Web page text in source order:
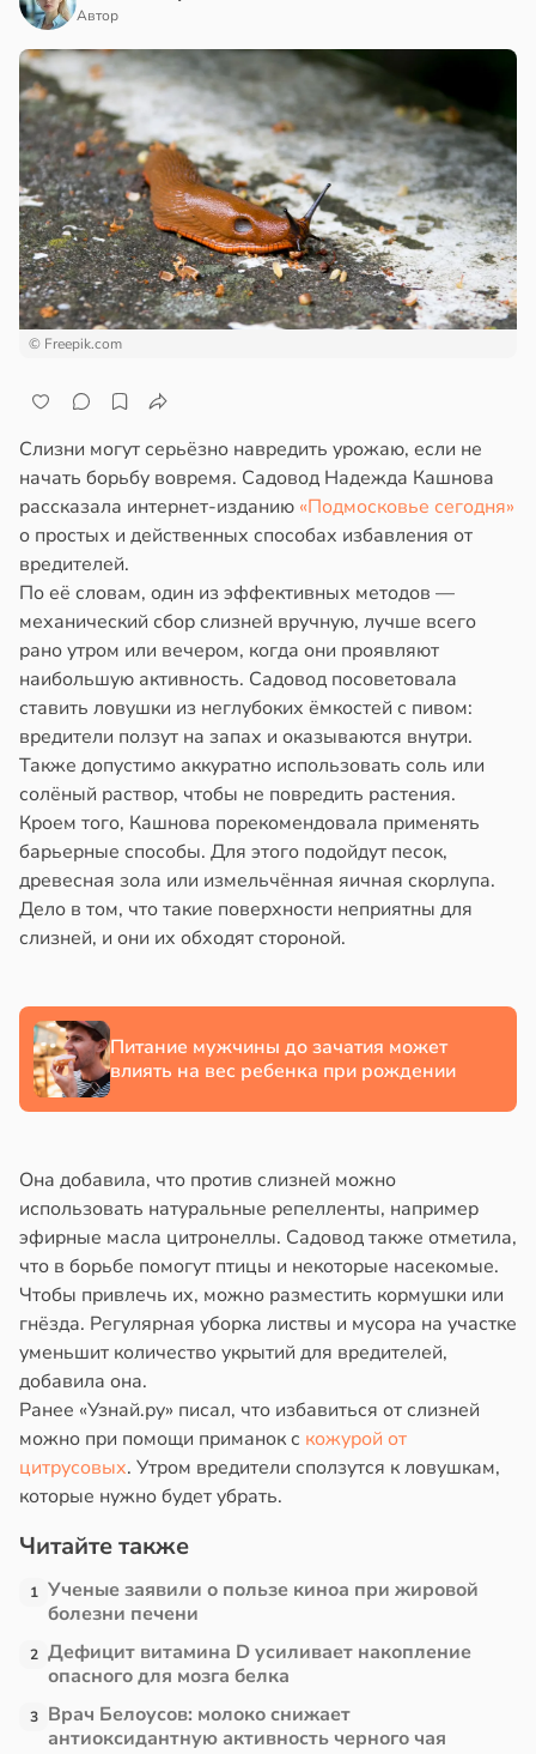
Автор
© Freepik.com
Слизни могут серьёзно навредить урожаю, если не
начать борьбу вовремя. Садовод Надежда Кашнова
рассказала интернет-изданию «Подмосковье сегодня»
о простых и действенных способах избавления от
вредителей.
По её словам, один из эффективных методов —
механический сбор слизней вручную, лучше всего
рано утром или вечером, когда они проявляют
наибольшую активность. Садовод посоветовала
ставить ловушки из неглубоких ёмкостей с пивом:
вредители ползут на запах и оказываются внутри.
Также допустимо аккуратно использовать соль или
солёный раствор, чтобы не повредить растения.
Кроем того, Кашнова порекомендовала применять
барьерные способы. Для этого подойдут песок,
древесная зола или измельчённая яичная скорлупа.
Дело в том, что такие поверхности неприятны для
слизней, и они их обходят стороной.
Питание мужчины до зачатия может
влиять на вес ребенка при рождении
Она добавила, что против слизней можно
использовать натуральные репелленты, например
эфирные масла цитронеллы. Садовод также отметила,
что в борьбе помогут птицы и некоторые насекомые.
Чтобы привлечь их, можно разместить кормушки или
гнёзда. Регулярная уборка листвы и мусора на участке
уменьшит количество укрытий для вредителей,
добавила она.
Ранее «Узнай.ру» писал, что избавиться от слизней
можно при помощи приманок с кожурой от
цитрусовых. Утром вредители сползутся к ловушкам,
которые нужно будет убрать.
Читайте также
1 Ученые заявили о пользе киноа при жировой
болезни печени
2 Дефицит витамина D усиливает накопление
опасного для мозга белка
3 Врач Белоусов: молоко снижает
антиоксидантную активность черного чая